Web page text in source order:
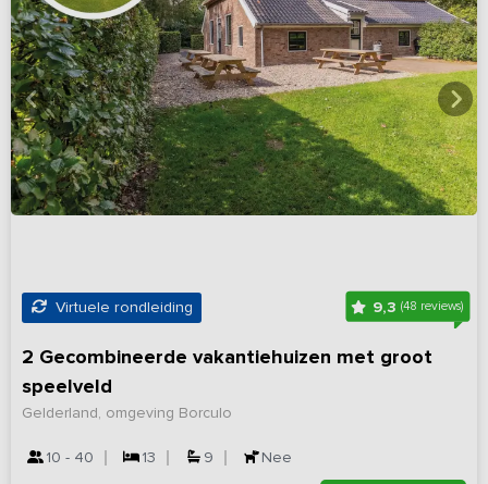
Virtuele rondleiding 9,3(48 reviews)
2 Gecombineerde vakantiehuizen met groot
speelveld
Gelderland, omgeving Borculo
10 - 40 13 9 Nee